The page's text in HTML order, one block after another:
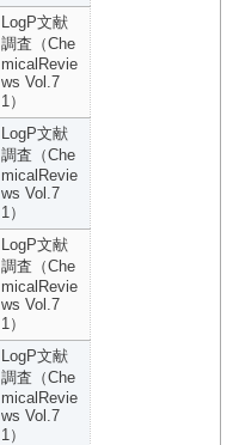
LogP文献
調査（Che
micalRevie
ws Vol.7
1）
LogP文献
調査（Che
micalRevie
ws Vol.7
1）
LogP文献
調査（Che
micalRevie
ws Vol.7
1）
LogP文献
調査（Che
micalRevie
ws Vol.7
1）